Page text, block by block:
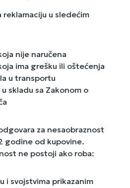
reklamaciju u sledećim
nije naručena
ima grešku ili oštećenja
u transportu
skladu sa Zakonom o
za nesaobraznost
godine od kupovine.
ne postoji ako roba:
i svojstvima prikazanim